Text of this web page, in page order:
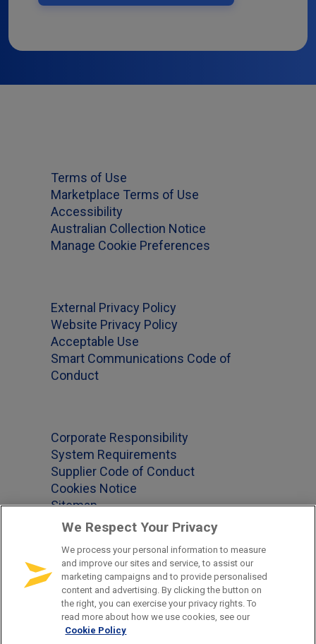
Terms of Use
Marketplace Terms of Use
Accessibility
Australian Collection Notice
Manage Cookie Preferences
External Privacy Policy
Website Privacy Policy
Acceptable Use
Smart Communications Code of
Conduct
Corporate Responsibility
System Requirements
Supplier Code of Conduct
Cookies Notice
Sitemap
Follow us on
We Respect Your Privacy
We process your personal information to measure
and improve our sites and service, to assist our
marketing campaigns and to provide personalised
content and advertising. By clicking the button on
the right, you can exercise your privacy rights. To
read more about how we use cookies, see our
Cookie Policy